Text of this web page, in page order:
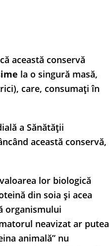
această conservă
la o singură masă,
care, consumați în
a Sănătății
această conservă,
lor biologică
din soia și acea
organismului
neavizat ar putea
animală” nu